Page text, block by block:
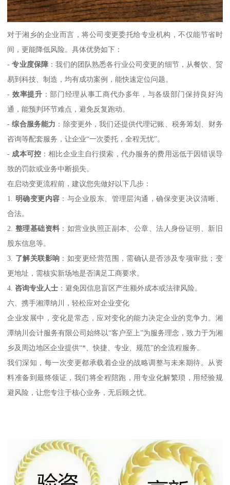
对于湘乡的企业而言，将公司变更委托给专业机构，不仅能节省时
间，更能降低风险。具体优势如下：
-专业度保障 ：我们的团队熟悉各行业公司变更的细节，从餐饮、贸
易到科技、制造，均有成功案例，能快速定位问题。
- 效率提升 ：部门经理从事工商代办多年，与各级部门保持良好沟
通，能预判环节难点，避免反复跑动。
-综合服务能力 ：除变更外，我们还提供代理记账、税务筹划、财务
咨询等配套服务，让企业“一次委托，全程无忧”。
- 成本可控 ：相比企业主自行摸索，代办服务的费用远低于因错误导
致的罚款或业务中断损失。
在启动变更流程前，建议您先做好以下几步：
1. 明确变更内容 ：与企业股东、管理层沟通，确保变更决议清晰、
合法。
2. 整理基础资料 ：如营业执照正副本、公章、法人身份证明、新旧
股东信息等。
3. 了解关联影响 ：如变更经营范围，需确认是否涉及专项审批；变
更地址，需核实新场地是否满足工商要求。
4. 咨询专业人士 ：避免因信息盲区产生额外成本或法律风险。
六、携手湘潭纳川，轻松应对企业变化
企业发展中，变化是常态，应对变化的能力决定企业的竞争力。湘
潭纳川会计服务有限公司始终以“客户至上”为服务理念，致力于为湘
乡及周边地区企业提供“*、快捷、专业、规范”的全流程服务。
我们深知，每一次变更都承载着企业的战略调整与未来期待。从资
料准备到最终领证，我们将全程陪跑，用专业化解繁琐，用经验规
避风险，让您专注于核心业务，无后顾之忧。